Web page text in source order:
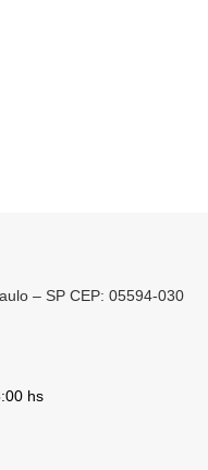
– SP CEP: 05594-030
hs